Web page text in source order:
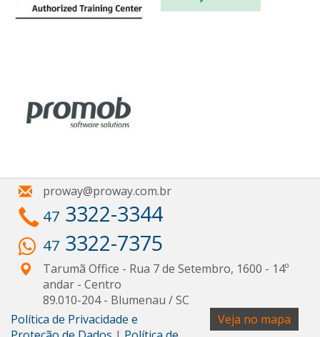
proway@proway.com.br
47 3322-3344
47 3322-7375
Tarumã Office - Rua 7 de Setembro, 1600 - 14º
andar - Centro
89.010-204- Blumenau /SC
Veja no mapa
Política de Privacidade e